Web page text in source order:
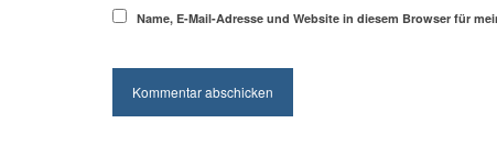
Name, E-Mail-Adresse und Website in diesem Browser für